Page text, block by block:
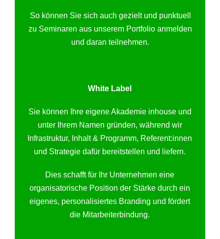
So können Sie sich auch gezielt und punktuell
zu Seminaren aus unserem Portfolio anmelden
und daran teilnehmen.
White Label
Sie können Ihre eigene Akademie inhouse und
unter Ihrem Namen gründen, während wir
Infrastruktur, Inhalt & Programm, Referent:innen
und Strategie dafür bereitstellen und liefern.
Dies schafft für Ihr Unternehmen eine
organisatorische Position der Stärke durch ein
eigenes, personalisiertes Branding und fördert
die Mitarbeiterbindung.